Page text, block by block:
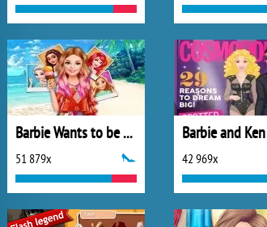
Barbie Wants to be a Princess
51 879x 42 969x